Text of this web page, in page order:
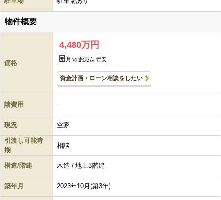
物件概要
価格
4,480万円
月々のお支払い目安
資金計画・ローン相談をしたい
諸費用 -
現況 空家
引渡し可能時
期
相談
構造/階建 木造 / 地上3階建
築年月 2023年10月(築3年)